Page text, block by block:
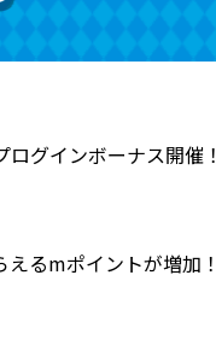
グインボーナス開催！
るmポイントが増加！